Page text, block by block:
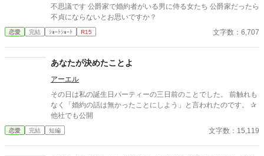
不思議です 公爵家で婚約者がいる男に侍る女たち 公爵家だったら
不貞にならないとお思いですか？
恋愛 完結 ｼｮｰﾄｼｮｰﾄ R15 文字数：6,707
あなたが決めたことよ
アーエル
その日は私の誕生日パーティーの三日前のことでした。 前触れも
なく「婚約の話は無かったことにしよう」と言われたのです。 ‪✰
他社でも公開
恋愛 完結 短編 文字数：15,119